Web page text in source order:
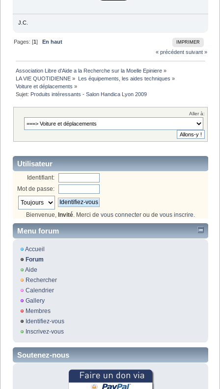
J.C.
IMPRIMER
Pages: [1]En haut
« précédent suivant »
Association Libre d'Aide a la Recherche sur la Moelle Epiniere »
LA VIE QUOTIDIENNE » Les équipements, les aides techniques »
Voiture et déplacements »
Sujet: Produits intéressants - Salon Handica Lyon 2009
Aller à:
Utilisateur
Identifiant:
Mot de passe:
Bienvenue, Invité. Merci de vous connecter ou de vous inscrire.
Menu forum
Accueil
Forum
Aide
Rechercher
Calendrier
Gallery
Membres
Identifiez-vous
Inscrivez-vous
Soutenez-nous